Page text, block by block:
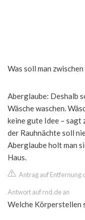
Was soll man
Aberglaube: Deshalb
Wäsche waschen.
keine gute Idee – sagt
der Rauhnächte soll
Aberglaube holt man
Haus.
Antrag auf Entfernung
Antwort auf rnd.de an
Welche Körperstellen